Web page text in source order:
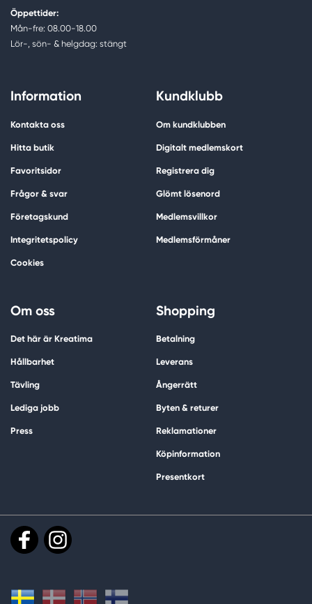
Öppettider:
Mån-fre: 08.00-18.00
Lör-, sön- & helgdag: stängt
Information
Kontakta oss
Hitta butik
Favoritsidor
Frågor & svar
Företagskund
Integritetspolicy
Cookies
Kundklubb
Om kundklubben
Digitalt medlemskort
Registrera dig
Glömt lösenord
Medlemsvillkor
Medlemsförmåner
Om oss
Det här är Kreatima
Hållbarhet
Tävling
Lediga jobb
Press
Shopping
Betalning
Leverans
Ångerrätt
Byten & returer
Reklamationer
Köpinformation
Presentkort